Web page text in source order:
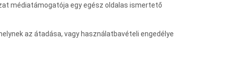
médiatámogatója egy egész oldalas ismertető
az átadása, vagy használatbavételi engedélye